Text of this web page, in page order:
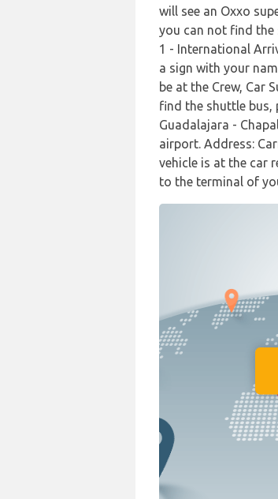
will see an Oxxo
you can not find the
1 - International
a sign with your
be at the Crew, Car
find the shuttle bus,
Guadalajara -
airport. Address:
vehicle is at the car
to the terminal of